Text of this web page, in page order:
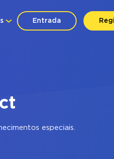
Entrada
especiais.